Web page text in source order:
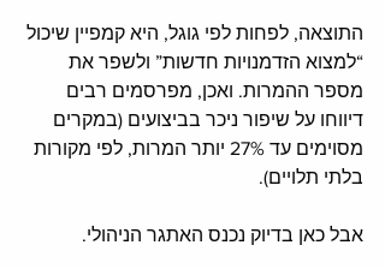
התוצאה, לפחות לפי גוגל, היא קמפיין שיכול
“למצוא הזדמנויות חדשות” ולשפר את
מספר ההמרות. ואכן, מפרסמים רבים
דיווחו על שיפור ניכר בביצועים (במקרים
מסוימים עד 27% יותר המרות, לפי מקורות
בלתי תלויים).
אבל כאן בדיוק נכנס האתגר הניהולי.